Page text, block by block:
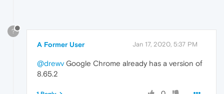
?
A Former User Jan 17, 2020, 5:37 PM
@drewv Google Chrome already has a version of
8.65.2